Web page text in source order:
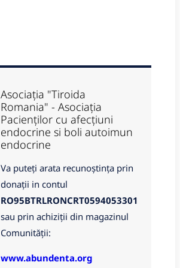
Asociația "Tiroida
Romania" - Asociația
Pacienților cu afecțiuni
endocrine si boli autoimun
endocrine
Va puteți arata recunoștința prin
donații in contul
RO95BTRLRONCRT0594053301
sau prin achiziții din magazinul
Comunității:
www.abundenta.org